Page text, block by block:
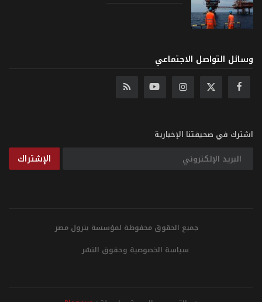
وسائل التواصل الاجتماعي
اشترك في صحيفتنا الإخبارية
الإشتراك
جميع الحقوق محفوظة لمؤسسة بترول مصر
سياسة الخصوصية وحقوق النشر